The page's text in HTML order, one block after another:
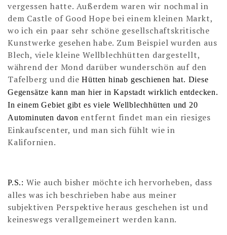
vergessen hatte. Außerdem waren wir nochmal in
dem Castle of Good Hope bei einem kleinen Markt,
wo ich ein paar sehr schöne gesellschaftskritische
Kunstwerke gesehen habe. Zum Beispiel wurden aus
Blech, viele kleine Wellblechhütten dargestellt,
während der Mond darüber wunderschön auf den
Tafelberg und dieHütten hinab geschienen hat. Diese
Gegensätze kann man hier in Kapstadt wirklich entdecken.
In einem Gebiet gibt es viele Wellblechhütten und 20
Autominuten davon entfernt findet man ein riesiges
Einkaufscenter, und man sich fühlt wie in
Kalifornien.
P.S.: Wie auch bisher möchte ich hervorheben, dass
alles was ich beschrieben habe aus meiner
subjektiven Perspektive heraus geschehen ist und
keineswegs verallgemeinert werden kann.